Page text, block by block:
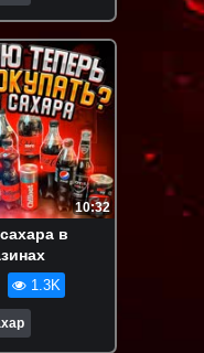
10:32
в
1.3K